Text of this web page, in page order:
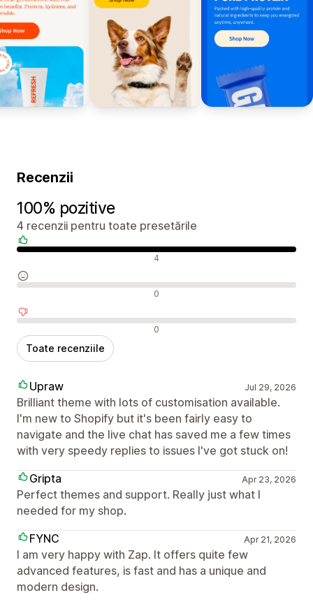
Recenzii
100% pozitive
4 recenzii pentru toate presetările
4
0
0
Toate recenziile
Upraw Jul 29, 2026
Brilliant theme with lots of customisation available.
I'm new to Shopify but it's been fairly easy to
navigate and the live chat has saved me a few times
with very speedy replies to issues I've got stuck on!
Gripta
Apr 23, 2026
Perfect themes and support. Really just what I
needed for my shop.
FYNC
Apr 21, 2026
I am very happy with Zap. It offers quite few
advanced features, is fast and has a unique and
modern design.